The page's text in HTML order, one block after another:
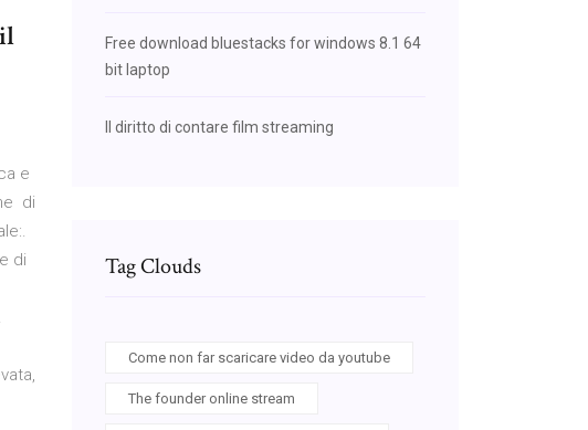
e
di
di
Free download bluestacks for windows 8.1 64
bit laptop
Il diritto di contare film streaming
Tag Clouds
Come non far scaricare video da youtube
The founder online stream